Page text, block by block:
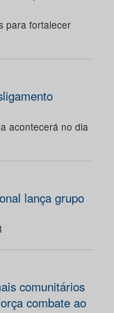
para fortalecer
acontecerá no dia
lança grupo
comunitários
combate ao